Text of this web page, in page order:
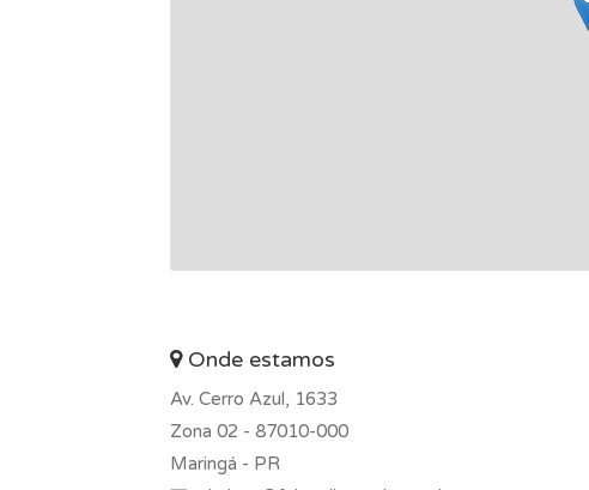
Onde estamos
Av. Cerro Azul, 1633
Zona 02 - 87010-000
Maringá - PR